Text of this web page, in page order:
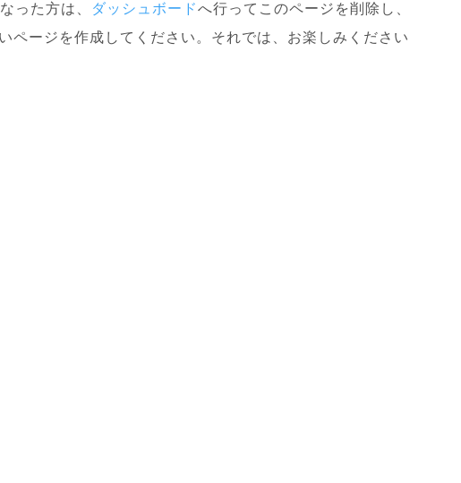
った方は、 ダッシュボードへ行ってこのページを削除し、
ページを作成してください。それでは、お楽しみください